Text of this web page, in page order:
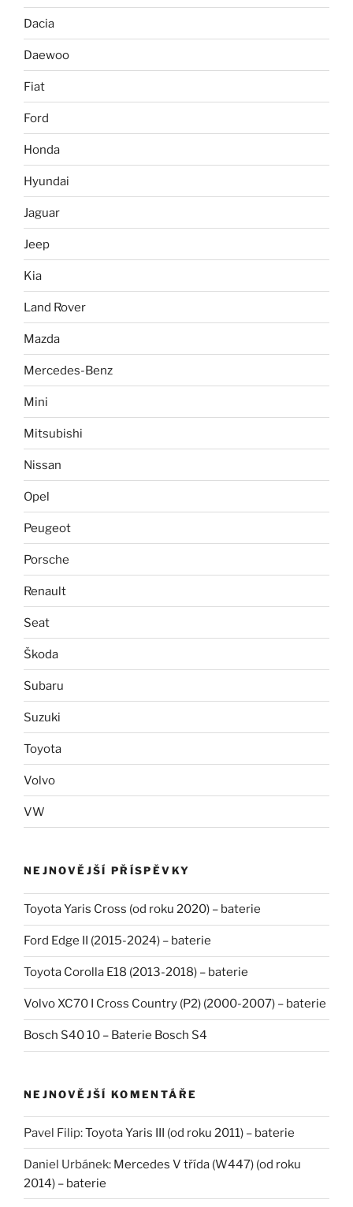
Dacia
Daewoo
Fiat
Ford
Honda
Hyundai
Jaguar
Jeep
Kia
Land Rover
Mazda
Mercedes-Benz
Mini
Mitsubishi
Nissan
Opel
Peugeot
Porsche
Renault
Seat
Škoda
Subaru
Suzuki
Toyota
Volvo
VW
NEJNOVĚJŠÍ PŘÍSPĚVKY
Toyota Yaris Cross (od roku 2020) – baterie
Ford Edge II (2015-2024) – baterie
Toyota Corolla E18 (2013-2018) – baterie
Volvo XC70 I Cross Country (P2) (2000-2007) – baterie
Bosch S40 10 – Baterie Bosch S4
NEJNOVĚJŠÍ KOMENTÁŘE
Pavel Filip:Toyota Yaris III (od roku 2011) – baterie
Daniel Urbánek: Mercedes V třída (W447) (od roku
2014) – baterie